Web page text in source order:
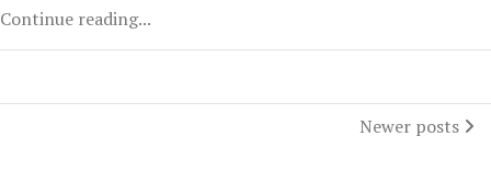
Continue reading...
Newer posts